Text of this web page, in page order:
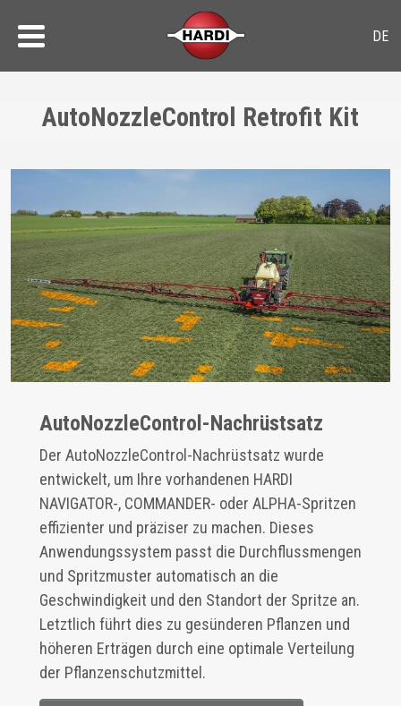
AutoNozzleControl Retrofit Kit
AutoNozzleControl-Nachrüstsatz
Der AutoNozzleControl-Nachrüstsatz wurde
entwickelt, um Ihre vorhandenen HARDI
NAVIGATOR-, COMMANDER- oder ALPHA-Spritzen
effizienter und präziser zu machen. Dieses
Anwendungssystem passt die Durchflussmengen
und Spritzmuster automatisch an die
Geschwindigkeit und den Standort der Spritze an.
Letztlich führt dies zu gesünderen Pflanzen und
höheren Erträgen durch eine optimale Verteilung
der Pflanzenschutzmittel.